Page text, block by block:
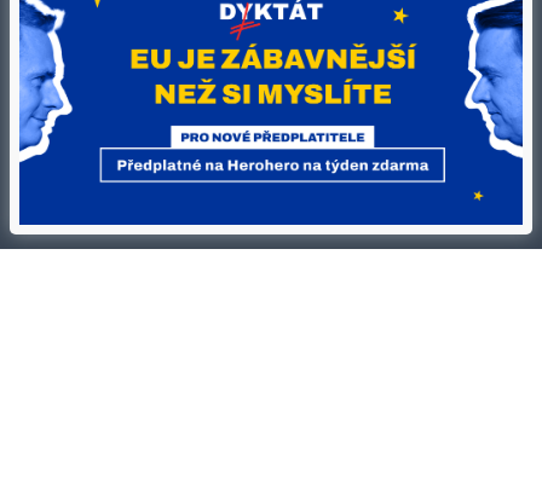
Kontakty
Tiráž redakce HN
Economia
Kariéra v HN
Ceník inzerce
Ochrana osobních údajů
Prohlášení o cookies
Nastavení soukromí
Koupit / darovat předplatné